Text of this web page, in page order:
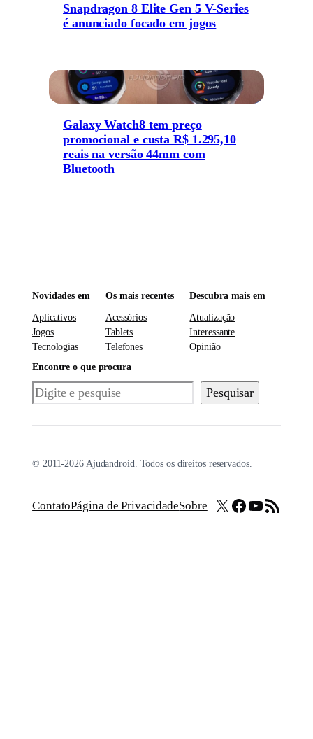
Snapdragon 8 Elite Gen 5 V-Series
é anunciado focado em jogos
Galaxy Watch8 tem preço
promocional e custa R$ 1.295,10
reais na versão 44mm com
Bluetooth
Novidades em
Aplicativos
Jogos
Tecnologias
Os mais recentes
Acessórios
Tablets
Telefones
Descubra mais em
Atualização
Interessante
Opinião
Encontre o que procura
Pesquisar Pesquisar
© 2011-2026 Ajudandroid. Todos os direitos reservados.
ContatoPágina de PrivacidadeSobre X Facebook
Youtube
Feed RSS